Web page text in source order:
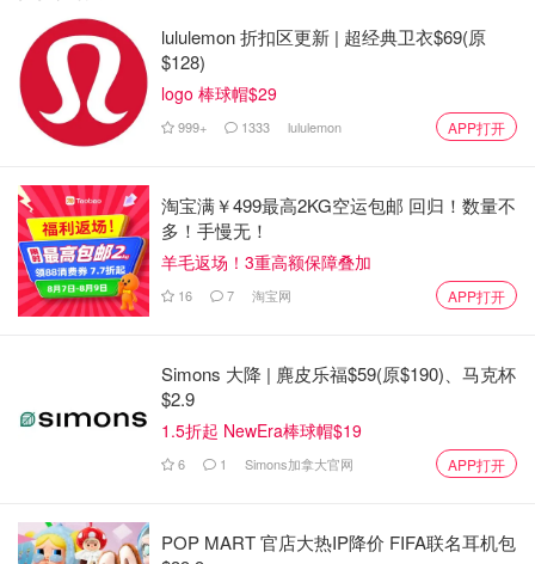
lululemon 折扣区更新 | 超经典卫衣$69(原
$128)
logo 棒球帽$29
999+ 1333 lululemon APP打开
淘宝满￥499最高2KG空运包邮 回归！数量不
多！手慢无！
羊毛返场！3重高额保障叠加
16 7 淘宝网 APP打开
Simons 大降 | 麂皮乐福$59(原$190)、马克杯
$2.9
1.5折起 NewEra棒球帽$19
6 1 Simons加拿大官网 APP打开
POP MART 官店大热IP降价 FIFA联名耳机包